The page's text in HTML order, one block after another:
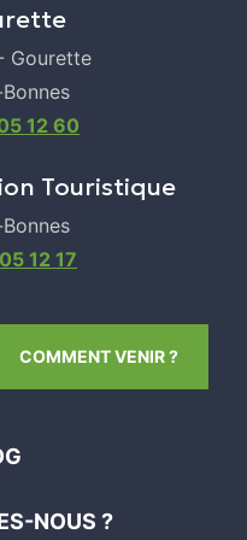
Gourette
12 60
Touristique
12 17
COMMENT VENIR ?
NOUS ?